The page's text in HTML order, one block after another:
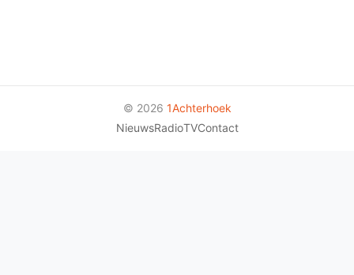
© 2026 1Achterhoek
NieuwsRadioTVContact